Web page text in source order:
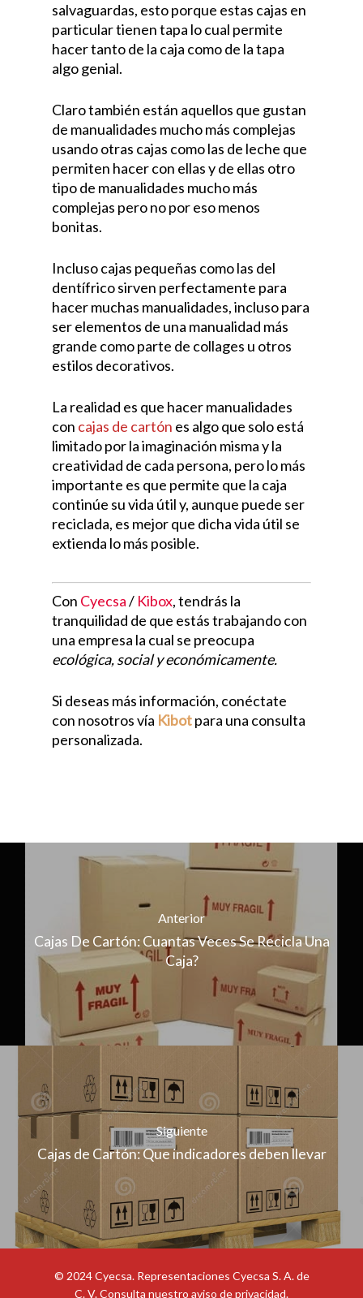
salvaguardas, esto porque estas cajas en
particular tienen tapa lo cual permite
hacer tanto de la caja como de la tapa
algo genial.
Claro también están aquellos que gustan
de manualidades mucho más complejas
usando otras cajas como las de leche que
permiten hacer con ellas y de ellas otro
tipo de manualidades mucho más
complejas pero no por eso menos
bonitas.
Incluso cajas pequeñas como las del
dentífrico sirven perfectamente para
hacer muchas manualidades, incluso para
ser elementos de una manualidad más
grande como parte de collages u otros
estilos decorativos.
La realidad es que hacer manualidades
con cajas de cartón es algo que solo está
limitado por la imaginación misma y la
creatividad de cada persona, pero lo más
importante es que permite que la caja
continúe su vida útil y, aunque puede ser
reciclada, es mejor que dicha vida útil se
extienda lo más posible.
Con Cyecsa/ Kibox, tendrás la
tranquilidad de que estás trabajando con
una empresa la cual se preocupa
ecológica, social y económicamente.
Si deseas más información, conéctate
con nosotros vía Kibotpara una consulta
personalizada.
Anterior
Cajas De Cartón: Cuantas Veces Se Recicla Una
Caja?
Siguiente
Cajas de Cartón: Que indicadores deben llevar
© 2024 Cyecsa. Representaciones Cyecsa S. A. de
C. V. Consulta nuestro aviso de privacidad.